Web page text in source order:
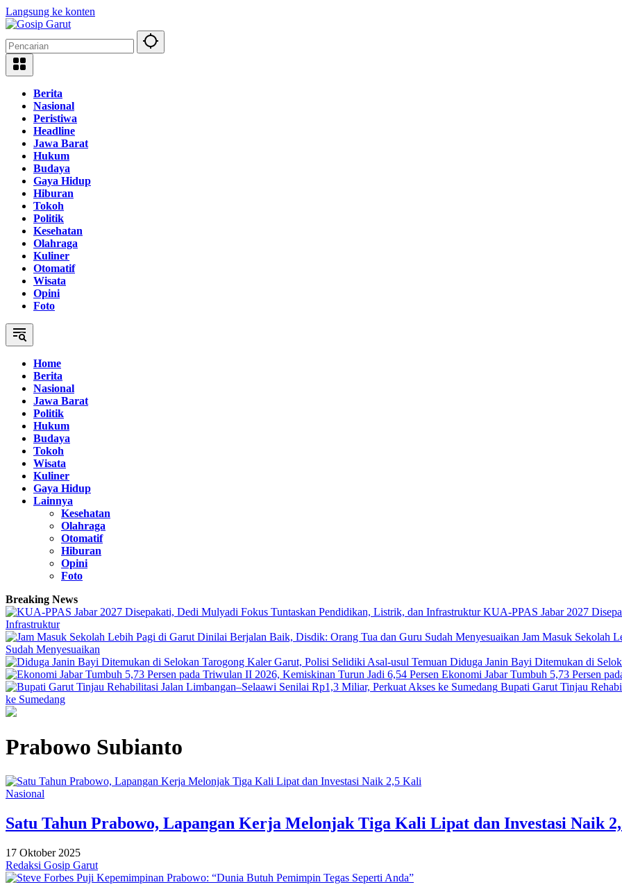
Langsung ke konten
Berita
Nasional
Peristiwa
Headline
Jawa Barat
Hukum
Budaya
Gaya Hidup
Hiburan
Tokoh
Politik
Kesehatan
Olahraga
Kuliner
Otomatif
Wisata
Opini
Foto
Home
Berita
Nasional
Jawa Barat
Politik
Hukum
Budaya
Tokoh
Wisata
Kuliner
Gaya Hidup
Lainnya
Kesehatan
Olahraga
Otomatif
Hiburan
Opini
Foto
Breaking News
KUA-PPAS Jabar 2027
Infrastruktur
Jam Masuk Sekolah
Sudah Menyesuaikan
Diduga Janin Bayi Ditemukan di
Ekonomi Jabar Tumbuh 5,73 Persen
Bupati Garut Tinjau
ke Sumedang
Prabowo Subianto
Nasional
Satu Tahun Prabowo, Lapangan Kerja Melonjak Tiga Kali Lipat dan Investasi Naik
17 Oktober 2025
Redaksi Gosip Garut